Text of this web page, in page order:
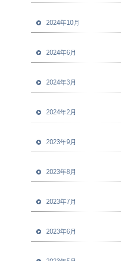
2024年10月
2024年6月
2024年3月
2024年2月
2023年9月
2023年8月
2023年7月
2023年6月